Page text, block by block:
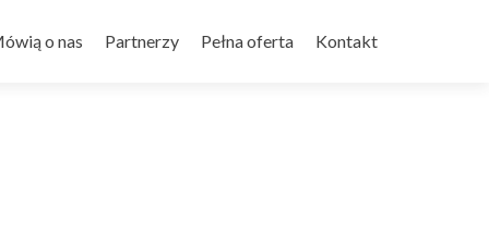
o nas Partnerzy Pełna oferta Kontakt